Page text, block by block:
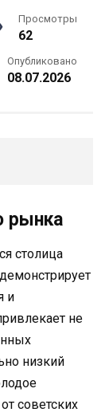
Просмотры
62
Опубликовано
08.07.2026
рынка
столица
и
не
низкий
советских